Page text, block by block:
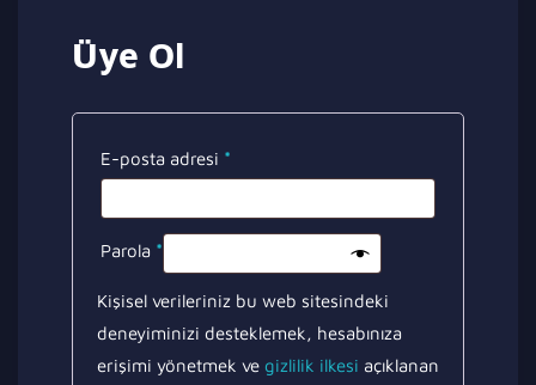
Üye Ol
E-posta adresi *
Parola *
Kişisel verileriniz bu web sitesindeki
deneyiminizi desteklemek, hesabınıza
erişimi yönetmek ve gizlilik ilkesi açıklanan